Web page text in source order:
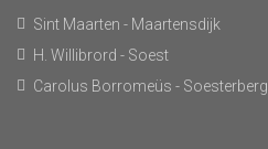
Sint Maarten - Maartensdijk
H. Willibrord - Soest
Carolus Borromeüs - Soesterberg